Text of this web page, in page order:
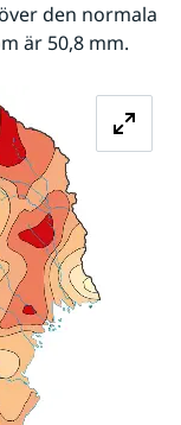
den normala
är 50,8 mm.